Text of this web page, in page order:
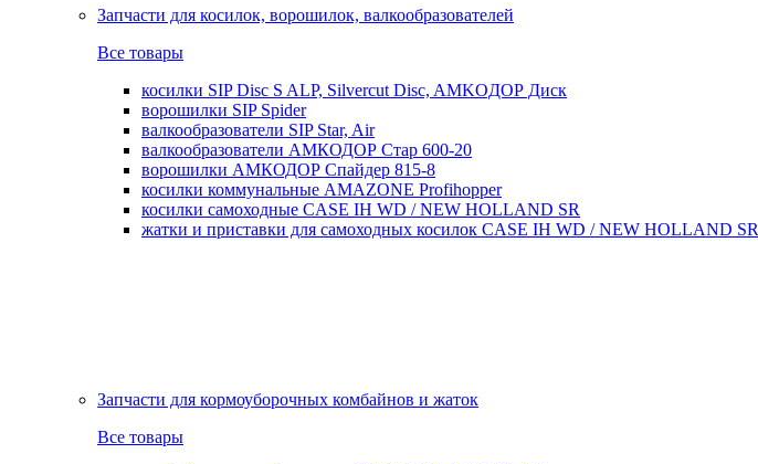
Запчасти для косилок, ворошилок, валкообразователей
Все товары
косилки SIP Disc S ALP, Silvercut Disc, AMKOДОР Диск
ворошилки SIP Spider
валкообразователи SIP Star, Air
валкообразователи АМКОДОР Стар 600-20
ворошилки АМКОДОР Спайдер 815-8
косилки коммунальные AMAZONE Profihopper
косилки самоходные CASE IH WD / NEW HOLLAND SR
жатки и приставки для самоходных косилок CASE IH WD / NEW HOLLAND SR
Запчасти для кормоуборочных комбайнов и жаток
Все товары